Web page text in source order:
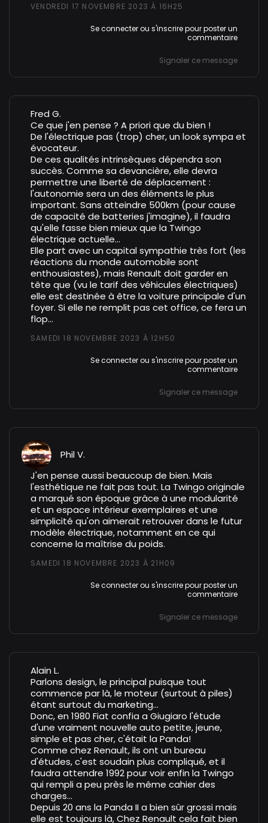
VENDREDI 17 NOVEMBRE 2023 À 16H25
Se connecterou s'inscrirepour poster un
commentaire
Signaler ce message
Fred G.
Ce que j'en pense ? A priori que du bien !
De l'électrique pas (trop) cher, un look sympa et
évocateur.
De ces qualités intrinsèques dépendra son
succès. Comme sa devancière, elle devra
permettre une liberté de déplacement :
l'autonomie sera un des éléments le plus
important. Sans atteindre 500km (pour cause
de capacité de batteries j'imagine), il faudra
qu'elle fasse bien mieux que la Twingo
électrique actuelle...
Elle part avec un capital sympathie très fort (les
réactions du monde automobile sont
enthousiastes), mais Renault doit garder en
tête que (vu le tarif des véhicules électriques)
elle est destinée à être la voiture principale d'un
foyer. Si elle ne remplit pas cet office, ce fera un
flop...
SAMEDI 18 NOVEMBRE 2023 À 12H50
Se connecterou s'inscrirepour poster un
commentaire
Signaler ce message
Phil V.
J'en pense aussi beaucoup de bien. Mais
l'esthétique ne fait pas tout. La Twingo originale
a marqué son époque grâce à une modularité
et un espace intérieur exemplaires et une
simplicité qu'on aimerait retrouver dans le futur
modèle électrique, notamment en ce qui
concerne la maîtrise du poids.
SAMEDI 18 NOVEMBRE 2023 À 21H09
Se connecterou s'inscrirepour poster un
commentaire
Signaler ce message
Alain L.
Parlons design, le principal puisque tout
commence par là, le moteur (surtout à piles)
étant surtout du marketing...
Donc, en 1980 Fiat confia a Giugiaro l'étude
d'une vraiment nouvelle auto petite, jeune,
simple et pas cher, c'était la Panda!
Comme chez Renault, ils ont un bureau
d'études, c'est soudain plus compliqué, et il
faudra attendre 1992 pour voir enfin la Twingo
qui rempli a peu près le même cahier des
charges...
Depuis 20 ans la Panda II a bien sûr grossi mais
elle est toujours là, Chez Renault cela fait bien